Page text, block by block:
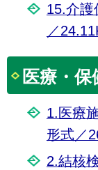
15.介護
／
医療・保
1.医療
形式／
2.結核